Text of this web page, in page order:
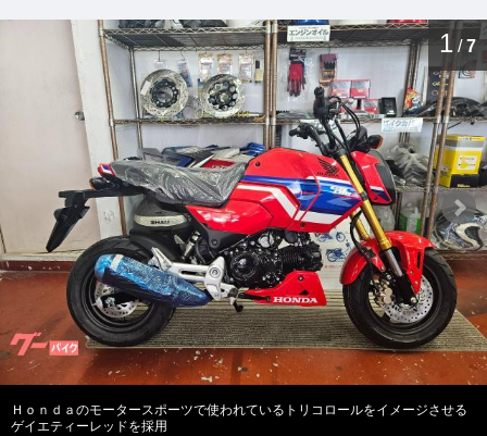
1 / 7
Ｈｏｎｄａのモータースポーツで使われているトリコロールをイメージさせる
ゲイエティーレッドを採用